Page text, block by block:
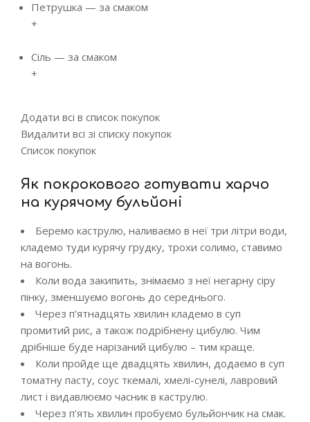
Петрушка — за смаком
+
Сіль — за смаком
+
Додати всі в список покупок
Видалити всі зі списку покупок
Список покупок
Як покрокового готувати харчо
на курячому бульйоні
Беремо каструлю, наливаємо в неї три літри води,
кладемо туди курячу грудку, трохи солимо, ставимо
на вогонь.
Коли вода закипить, знімаємо з неї негарну сіру
пінку, зменшуємо вогонь до середнього.
Через п’ятнадцять хвилин кладемо в суп
промитий рис, а також подрібнену цибулю. Чим
дрібніше буде нарізаний цибулю – тим краще.
Коли пройде ще двадцять хвилин, додаємо в суп
томатну пасту, соус ткемалі, хмелі-сунелі, лавровий
лист і видавлюємо часник в каструлю.
Через п’ять хвилин пробуємо бульйончик на смак.